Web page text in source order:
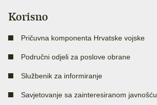
Korisno
Pričuvna komponenta Hrvatske vojske
Područni odjeli za poslove obrane
Službenik za informiranje
Savjetovanje sa zainteresiranom javnošću